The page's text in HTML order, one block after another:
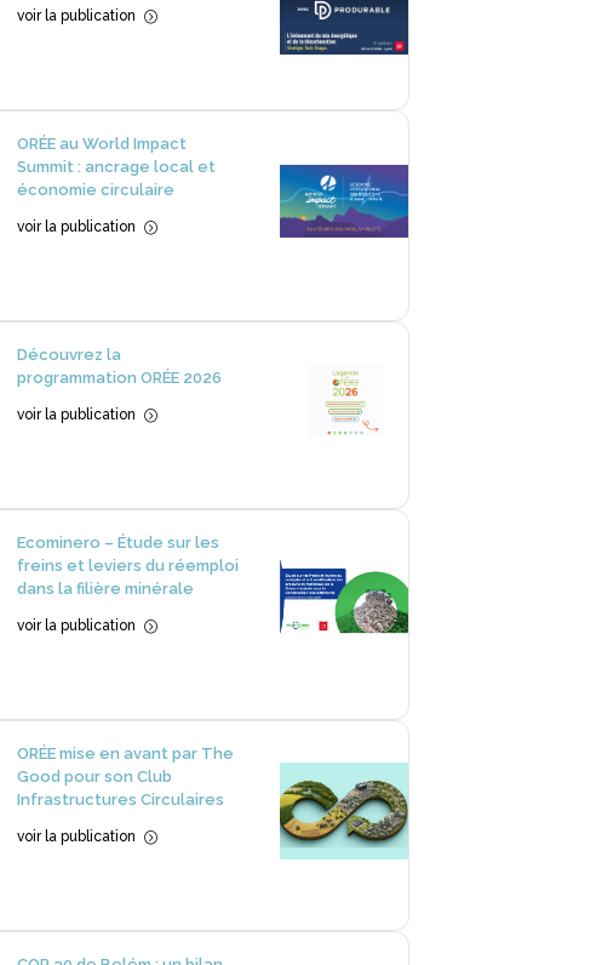
voir la publication =
ORÉE au World Impact
Summit : ancrage local et
économie circulaire
voir la publication =
Découvrez la
programmation ORÉE 2026
voir la publication =
Ecominero – Étude sur les
freins et leviers du réemploi
dans la filière minérale
voir la publication =
ORÉE mise en avant par The
Good pour son Club
Infrastructures Circulaires
voir la publication =